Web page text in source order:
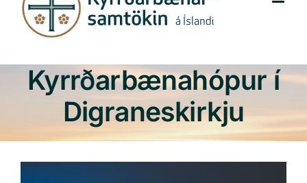
Kyrrðarbænahópur í
Digraneskirkju